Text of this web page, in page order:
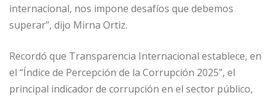
internacional, nos impone desafíos que debemos
superar”, dijo Mirna Ortiz.
Recordó que Transparencia Internacional establece, en
el “Índice de Percepción de la Corrupción 2025”, el
principal indicador de corrupción en el sector público,